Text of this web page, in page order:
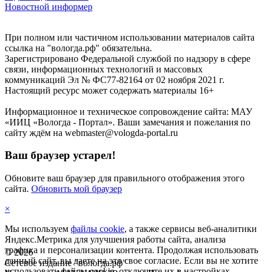
©2026
Сетевое издание "вологда.рф"
Новостной информер
При полном или частичном использовании материалов сайта
ссылка на "вологда.рф" обязательна.
Зарегистрировано Федеральной службой по надзору в сфере
связи, информационных технологий и массовых
коммуникаций Эл № ФС77-82164 от 02 ноября 2021 г.
Настоящий ресурс может содержать материалы 16+
Информационное и техническое сопровождение сайта: МАУ
«ИИЦ «Вологда - Портал». Ваши замечания и пожелания по
сайту ждём на webmaster@vologda-portal.ru
Ваш браузер устарел!
Обновите ваш браузер для правильного отображения этого
сайта. Обновить мой браузер
×
Мы используем файлы cookie, а также сервисы веб-аналитики
Яндекс.Метрика для улучшения работы сайта, анализа
трафика и персонализации контента. Продолжая использовать
данный сайт, вы даете на это свое согласие. Если вы не хотите